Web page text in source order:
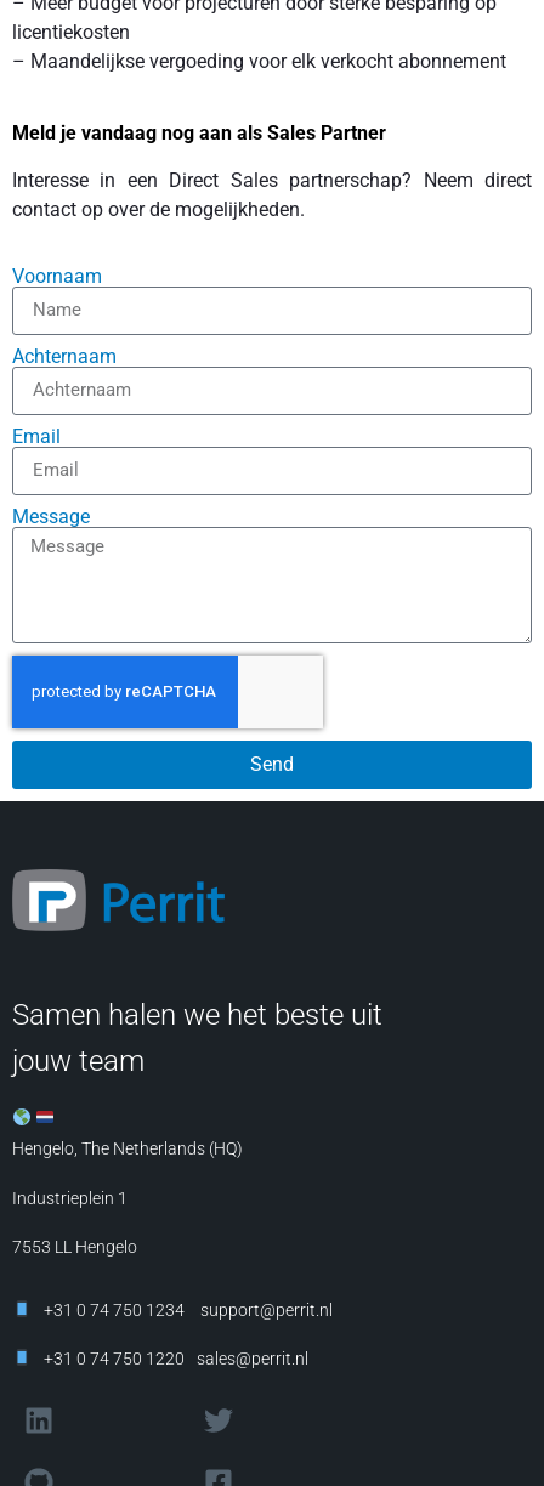
licentiekosten
– Maandelijkse vergoeding voor elk verkocht abonnement
Meld je vandaag nog aan als Sales Partner
Interesse in een Direct Sales partnerschap? Neem direct
contact op over de mogelijkheden.
Voornaam
Achternaam
Email
Message
Send
Samen halen we het beste uit
jouw team
Hengelo, The Netherlands (HQ)
Industrieplein 1
7553 LL Hengelo
+31 0 74 750 1234 support@perrit.nl
+31 0 74 750 1220 sales@perrit.nl